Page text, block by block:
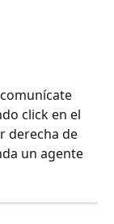
click en el
derecha de
un agente